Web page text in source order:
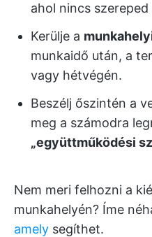
ahol nincs
Kerülje a
munkaidő után, a
vagy hétvégén.
Beszélj őszintén a
meg a számodra
„együttműködési
Nem meri felhozni a
munkahelyén? Íme
amely segíthet.